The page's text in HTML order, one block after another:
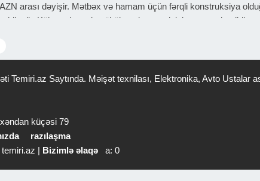
arası dəyişir. Mətbəx və hamam üçün fərqli konstruksiya
təşkil edir. Köhnə sistemin sökülməsi və yenisinin tam
25-50 AZN arası dəyişir. Daha çətin tıxanmalarda və xüsusi
nələrə diqqət etməli?
Təcrübəli usta problemi simptomlara görə yox, səbəbə
da çox şey deyir. Düzgün usta əvvəl yoxlayır, sonra qərar
da önəmlidir. Köhnə üsullarla edilən işlər çox vaxt dəqiq
olur.
variant həmişə sərfəli olmur. Əgər iş keyfiyyətsiz görülürsə,
Temiri.az Saytında. Məişət texnilası, Elektronika, Avto Ustalar
küçəsi 79
razılaşma
temiri.az | Bizimlə əlaqə a: 0